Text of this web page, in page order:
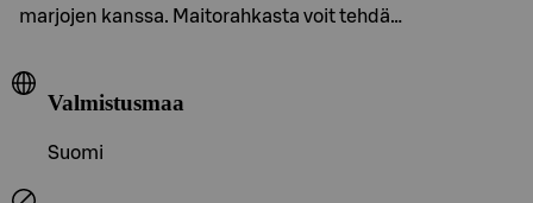
marjojen kanssa. Maitorahkasta voit tehdä…
Valmistusmaa
Suomi